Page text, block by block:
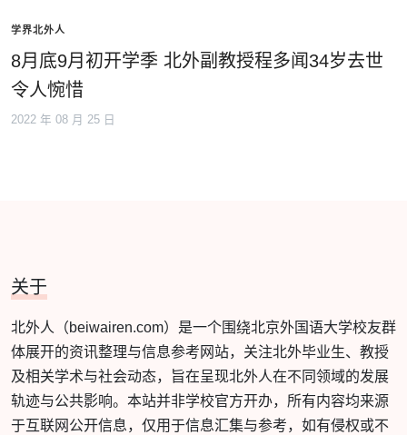
学界北外人
8月底9月初开学季 北外副教授程多闻34岁去世
令人惋惜
2022 年 08 月 25 日
关于
北外人（beiwairen.com）是一个围绕北京外国语大学校友群
体展开的资讯整理与信息参考网站，关注北外毕业生、教授
及相关学术与社会动态，旨在呈现北外人在不同领域的发展
轨迹与公共影响。本站并非学校官方开办，所有内容均来源
于互联网公开信息，仅用于信息汇集与参考，如有侵权或不